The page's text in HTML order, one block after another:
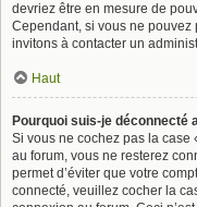
devriez être en mesure de
Cependant, si vous ne
invitons à contacter un
Haut
Pourquoi suis-je déconnecté
Si vous ne cochez pas la case
au forum, vous ne resterez
permet d’éviter que votre
connecté, veuillez cocher la